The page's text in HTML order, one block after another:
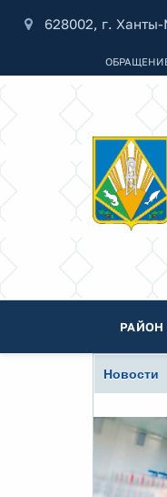
628002, г.
РАЙОН
Новости